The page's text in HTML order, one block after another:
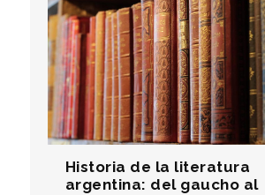
Historia de la literatura
argentina: del gaucho al